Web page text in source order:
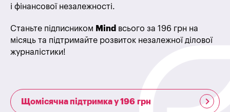
і фінансової незалежності.
Станьте підписником Mind всього за 196 грн на
місяць та підтримайте розвиток незалежної ділової
журналістики!
Щомісячна підтримка у 196 грн